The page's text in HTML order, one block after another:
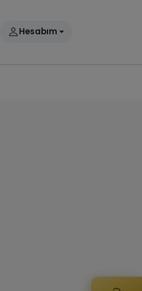
Hesabım